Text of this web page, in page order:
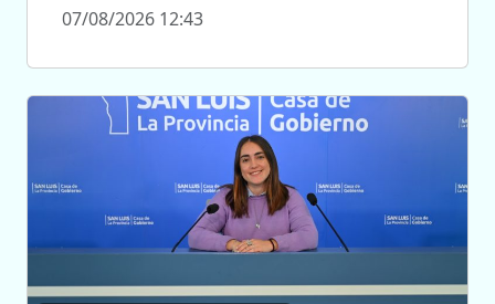
07/08/2026 12:43